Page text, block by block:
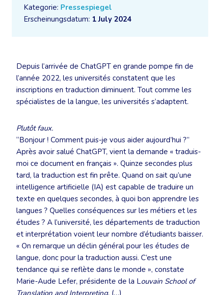
Kategorie: Pressespiegel
Erscheinungsdatum: 1 July 2024
Depuis l’arrivée de ChatGPT en grande pompe fin de
l’année 2022, les universités constatent que les
inscriptions en traduction diminuent. Tout comme les
spécialistes de la langue, les universités s’adaptent.
Plutôt faux.
“Bonjour ! Comment puis-je vous aider aujourd’hui ?”
Après avoir salué ChatGPT, vient la demande « traduis-
moi ce document en français ». Quinze secondes plus
tard, la traduction est fin prête. Quand on sait qu’une
intelligence artificielle (IA) est capable de traduire un
texte en quelques secondes, à quoi bon apprendre les
langues ? Quelles conséquences sur les métiers et les
études ? A l’université, les départements de traduction
et interprétation voient leur nombre d’étudiants baisser.
« On remarque un déclin général pour les études de
langue, donc pour la traduction aussi. C’est une
tendance qui se reflète dans le monde », constate
Marie-Aude Lefer, présidente de la Louvain School of
Translation and Interpreting. (…)